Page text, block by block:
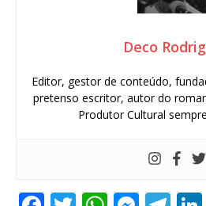
Deco
Editor, gestor de conteúdo,
pretenso escritor, autor do
Produtor Cultural